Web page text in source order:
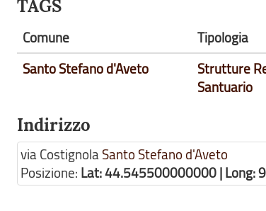
TAGS
Comune Tipologia
Santo Stefano d'Aveto
Strutture
Santuario
Indirizzo
via CostignolaSanto Stefano d'Aveto
Posizione: Lat: 44.545500000000 | Long: